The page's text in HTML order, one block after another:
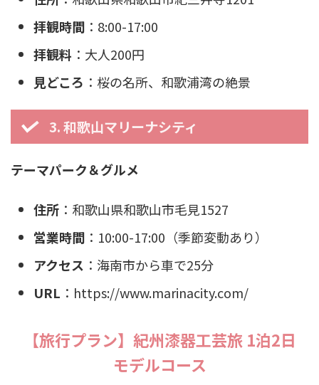
拝観時間 ：8:00-17:00
拝観料 ：大人200円
見どころ ：桜の名所、和歌浦湾の絶景
3. 和歌山マリーナシティ
テーマパーク＆グルメ
住所 ：和歌山県和歌山市毛見1527
営業時間 ：10:00-17:00（季節変動あり）
アクセス ：海南市から車で25分
URL ：https://www.marinacity.com/
【旅行プラン】紀州漆器工芸旅 1泊2日
モデルコース